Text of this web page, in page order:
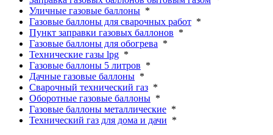
Уличные газовые баллоны *
Газовые баллоны для сварочных работ *
Пункт заправки газовых баллонов *
Газовые баллоны для обогрева *
Технические газы lpg *
Газовые баллоны 5 литров *
Дачные газовые баллоны *
Сварочный технический газ *
Оборотные газовые баллоны *
Газовые баллоны металлические *
Технический газ для дома и дачи *